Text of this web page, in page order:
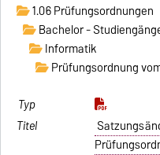
1.06 Prüfungsordnungen
Bachelor -
Informatik
Prüfungsordnung